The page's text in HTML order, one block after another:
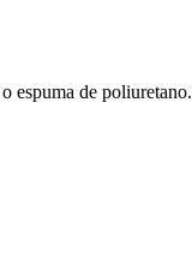
espuma de poliuretano.